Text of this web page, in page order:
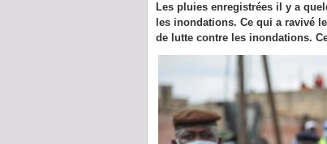
Les pluies enregistrées il y a
les inondations. Ce qui a ravivé
de lutte contre les inondations.